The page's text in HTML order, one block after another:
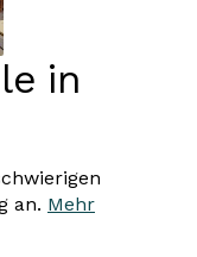
in
an. Mehr